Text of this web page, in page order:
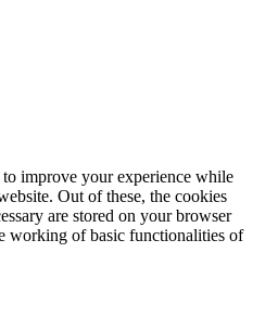
improve your experience while
Out of these, the cookies
are stored on your browser
working of basic functionalities of